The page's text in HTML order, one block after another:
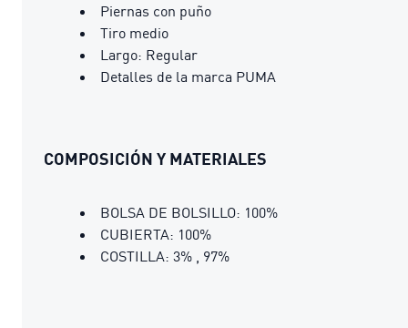
Piernas con puño
Tiro medio
Largo: Regular
Detalles de la marca PUMA
COMPOSICIÓN Y MATERIALES
BOLSA DE BOLSILLO: 100%
CUBIERTA: 100%
COSTILLA: 3% , 97%